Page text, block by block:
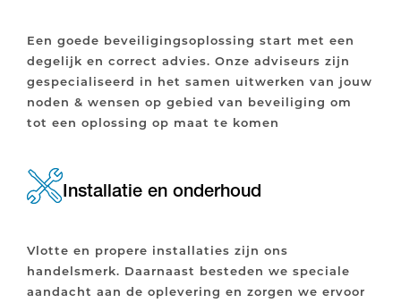
Een goede beveiligingsoplossing start met een
degelijk en correct advies. Onze adviseurs zijn
gespecialiseerd in het samen uitwerken van jouw
noden & wensen op gebied van beveiliging om
tot een oplossing op maat te komen
Installatie en onderhoud
Vlotte en propere installaties zijn ons
handelsmerk. Daarnaast besteden we speciale
aandacht aan de oplevering en zorgen we ervoor